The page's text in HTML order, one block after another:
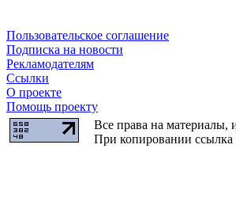
Пользовательское соглашение
Подписка на новости
Рекламодателям
Ссылки
О проекте
Помощь проекту
Все права на материалы,
При копировании ссылка